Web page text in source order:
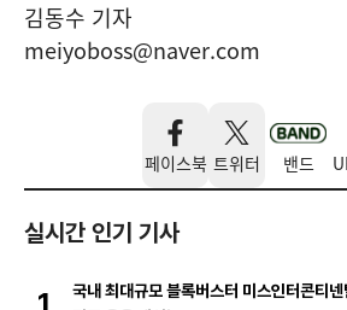
김동수 기자
meiyoboss@naver.com
페이스북 트위터 밴드
실시간 인기 기사
국내 최대규모 블록버스터 미스인터콘티넨탈 한국시